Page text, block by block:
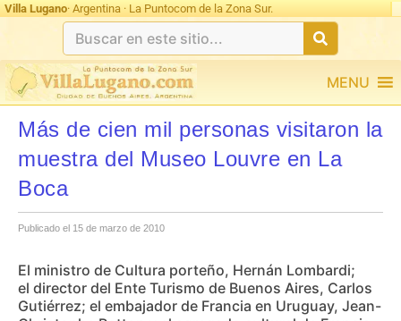
Villa Lugano· Argentina · La Puntocom de la Zona Sur.
MENU
Más de cien mil personas visitaron la
muestra del Museo Louvre en La
Boca
Publicado el 15 de marzo de 2010
El ministro de Cultura porteño, Hernán Lombardi;
el director del Ente Turismo de Buenos Aires, Carlos
Gutiérrez; el embajador de Francia en Uruguay, Jean-